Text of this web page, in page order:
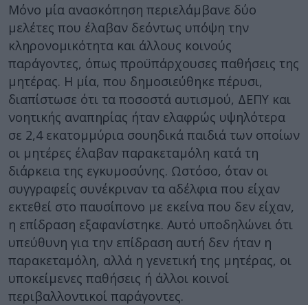
Μόνο μία ανασκόπηση περιελάμβανε δύο
μελέτες που έλαβαν δεόντως υπόψη την
κληρονομικότητα και άλλους κοινούς
παράγοντες, όπως προϋπάρχουσες παθήσεις της
μητέρας. Η μία, που δημοσιεύθηκε πέρυσι,
διαπίστωσε ότι τα ποσοστά αυτισμού, ΔΕΠΥ και
νοητικής αναπηρίας ήταν ελαφρώς υψηλότερα
σε 2,4 εκατομμύρια σουηδικά παιδιά των οποίων
οι μητέρες έλαβαν παρακεταμόλη κατά τη
διάρκεια της εγκυμοσύνης. Ωστόσο, όταν οι
συγγραφείς συνέκριναν τα αδέλφια που είχαν
εκτεθεί στο παυσίπονο με εκείνα που δεν είχαν,
η επίδραση εξαφανίστηκε. Αυτό υποδηλώνει ότι
υπεύθυνη για την επίδραση αυτή δεν ήταν η
παρακεταμόλη, αλλά η γενετική της μητέρας, οι
υποκείμενες παθήσεις ή άλλοι κοινοί
περιβαλλοντικοί παράγοντες.